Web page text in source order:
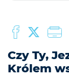
Czy Ty,
Królem